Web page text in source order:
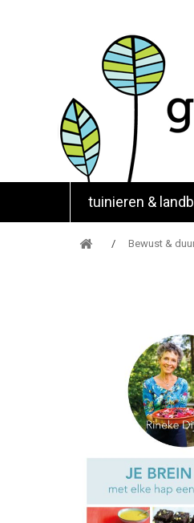
tuinieren &
Bewust &